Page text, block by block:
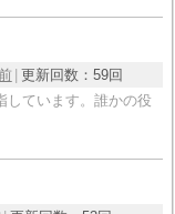
更新回数： 59回
しています。誰かの役